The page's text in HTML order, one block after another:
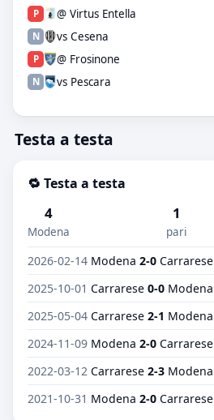
P @ Virtus Entella
N vs Cesena
P @ Frosinone
N vs Pescara
Testa a testa
🔁 Testa a testa
4
Modena
1
pari
2026-02-14 Modena 2-0 Carrarese
2025-10-01 Carrarese 0-0 Modena
2025-05-04 Carrarese 2-1 Modena
2024-11-09 Modena 2-0 Carrarese
2022-03-12 Carrarese 2-3 Modena
2021-10-31 Modena 2-0 Carrarese